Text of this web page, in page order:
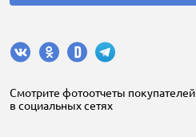
Cмотрите фотоотчеты покупателей
в социальных сетях